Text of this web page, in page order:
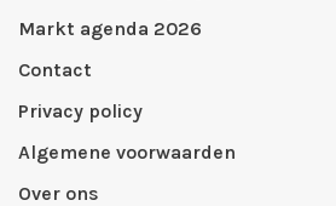
Markt agenda 2026
Contact
Privacy policy
Algemene voorwaarden
Over ons